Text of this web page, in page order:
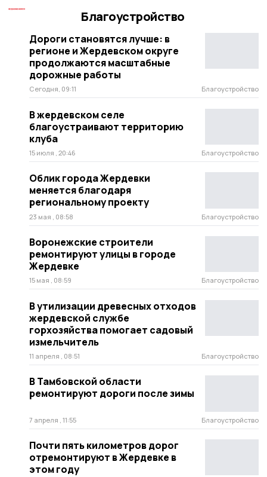
Благоустройство
Дороги становятся лучше: в
регионе и Жердевском округе
продолжаются масштабные
дорожные работы
Сегодня, 09:11 Благоустройство
В жердевском селе
благоустраивают территорию
клуба
15 июля , 20:46 Благоустройство
Облик города Жердевки
меняется благодаря
региональному проекту
23 мая , 08:58 Благоустройство
Воронежские строители
ремонтируют улицы в городе
Жердевке
15 мая , 08:59 Благоустройство
В утилизации древесных отходов
жердевской службе
горхозяйства помогает садовый
измельчитель
11 апреля , 08:51 Благоустройство
В Тамбовской области
ремонтируют дороги после зимы
7 апреля , 11:55 Благоустройство
Почти пять километров дорог
отремонтируют в Жердевке в
этом году